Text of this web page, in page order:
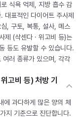
식욕 억제, 지방 흡수 감
대표적인 다이어트 주사제
, 구토, 복통, 설사, 메스
제 (삭센다 · 위고비 등)는
등도 유발할 수 있습니다.
여러 종류가 있으며, 각각
고비 등) 처방 기
에 과다하게 많은 양의 체
지 기준으로 진단합니다.